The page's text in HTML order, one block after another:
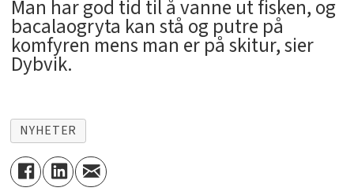
Man har god tid til å vanne ut fisken, og
bacalaogryta kan stå og putre på
komfyren mens man er på skitur, sier
Dybvik.
NYHETER